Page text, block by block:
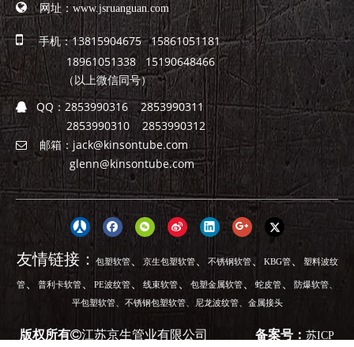
 网址：www.jsruanguan.com

手机：13815904675 15861051181
18961051338 15190648466
（以上微信同号）
 QQ：2853990316 2853990311
2853990310 2853990312
 邮箱：jack@kinsontube.com
glenn@kinsontube.com
友情链接： 包塑软管、 京生包塑软管、 不锈钢软管、 KBG管、 塑料波纹
管、 普利卡软管、 PE波纹管、 线束软管、 包塑金属软管、 蛇皮管、 防爆软管、
平包塑软管、 不锈钢包塑软管、 尼龙波纹管、 金属接头
版权所有江苏京生管业有限公司 备案号： 苏ICP